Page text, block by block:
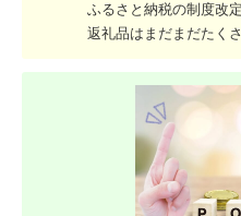
ふるさと納税の制度改
返礼品はまだまだたく